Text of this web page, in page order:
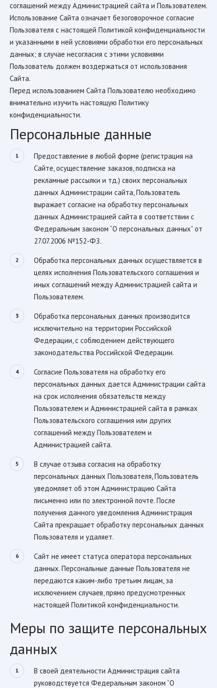
соглашений между Администрацией сайта и Пользователем.
Использование Сайта означает безоговорочное согласие
Пользователя с настоящей Политикой конфиденциальности
и указанными в ней условиями обработки его персональных
данных; в случае несогласия с этими условиями
Пользователь должен воздержаться от использования
Сайта.
Перед использованием Сайта Пользователю необходимо
внимательно изучить настоящую Политику
конфиденциальности.
Персональные данные
Предоставление в любой форме (регистрация на
Сайте, осуществление заказов, подписка на
рекламные рассылки и тд.) своих персональных
данных Администрации сайта, Пользователь
выражает согласие на обработку персональных
данных Администрацией сайта в соответствии с
Федеральным законом “О персональных данных” от
27.07.2006 №152-ФЗ.
Обработка персональных данных осуществляется в
целях исполнения Пользовательского соглашения и
иных соглашений между Администрацией сайта и
Пользователем.
Обработка персональных данных производится
исключительно на территории Российской
Федерации, с соблюдением действующего
законодательства Российской Федерации.
Согласие Пользователя на обработку его
персональных данных дается Администрации сайта
на срок исполнения обязательств между
Пользователем и Администрацией сайта в рамках
Пользовательского соглашения или других
соглашений между Пользователем и
Администрацией сайта.
В случае отзыва согласия на обработку
персональных данных Пользователя, Пользователь
уведомляет об этом Администрацию Сайта
письменно или по электронной почте. После
получения данного уведомления Администрация
Сайта прекращает обработку персональных данных
Пользователя и удаляет.
Сайт не имеет статуса оператора персональных
данных. Персональные данные Пользователя не
передаются каким-либо третьим лицам, за
исключением случаев, прямо предусмотренных
настоящей Политикой конфиденциальности.
Меры по защите персональных
данных
В своей деятельности Администрация сайта
руководствуется Федеральным законом “О